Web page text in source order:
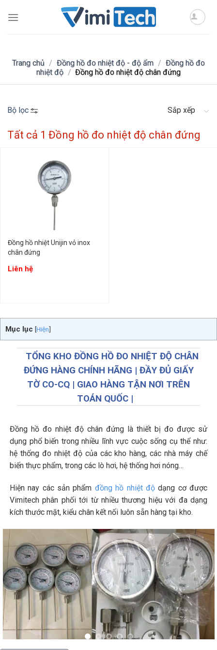
Trang chủ / Đồng hồ đo nhiệt độ - độ ẩm / Đồng hồ đo
nhiệt độ / Đồng hồ đo nhiệt độ chân đứng
Bộ lọc Sắp xếp
Tất cả 1 Đồng hồ đo nhiệt độ chân đứng
Đồng hồ nhiệt Unijin vỏ inox
chân đứng
Liên hệ
Mục lục [Hiện]
TỔNG KHO ĐỒNG HỒ ĐO NHIỆT ĐỘ CHÂN
ĐỨNG HÀNG CHÍNH HÃNG | ĐẦY ĐỦ GIẤY
TỜ CO-CQ | GIAO HÀNG TẬN NƠI TRÊN
TOÁN QUỐC |
Đồng hồ đo nhiệt độ chân đứng là thiết bị đo được sử
dụng phổ biến trong nhiều lĩnh vực cuộc sống cụ thể như:
hệ thống đo nhiệt độ của các kho hàng, các nhà máy chế
biến thực phẩm, trong các lò hơi, hệ thống hơi nóng…
Hiện nay các sản phẩm đồng hồ nhiệt độdạng cơ được
Vimitech phân phối tới từ nhiều thương hiệu với đa dạng
kích thước mặt, kiểu chân kết nối luôn sẵn hàng tại kho.